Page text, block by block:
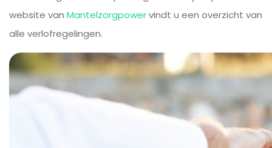
website van Mantelzorgpowervindt u een overzicht van
alle verlofregelingen.